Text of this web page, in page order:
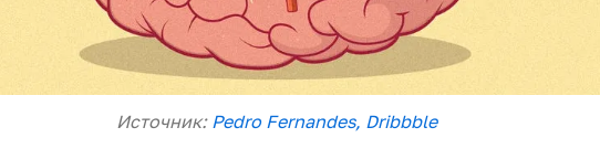
Источник: Pedro Fernandes, Dribbble